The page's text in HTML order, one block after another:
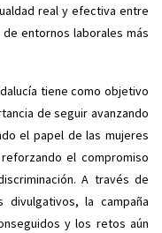
real y efectiva entre
entornos laborales más
tiene como objetivo
de seguir avanzando
el papel de las mujeres
el compromiso
A través de
divulgativos, la campaña
y los retos aún